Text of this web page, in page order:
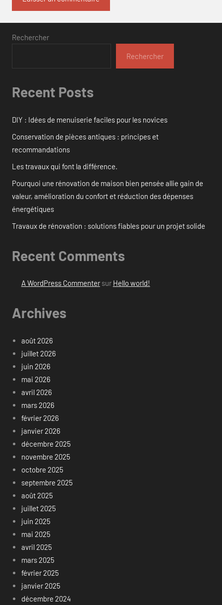
Rechercher
Rechercher
Recent Posts
DIY : Idées de menuiserie faciles pour les novices
Conservation de pièces antiques : principes et
recommandations
Les travaux qui font la différence.
Pourquoi une rénovation de maison bien pensée allie gain de
valeur, amélioration du confort et réduction des dépenses
énergétiques
Travaux de rénovation : solutions fiables pour un projet solide
Recent Comments
A WordPress Commentersur Hello world!
Archives
août 2026
juillet 2026
juin 2026
mai 2026
avril 2026
mars 2026
février 2026
janvier 2026
décembre 2025
novembre 2025
octobre 2025
septembre 2025
août 2025
juillet 2025
juin 2025
mai 2025
avril 2025
mars 2025
février 2025
janvier 2025
décembre 2024